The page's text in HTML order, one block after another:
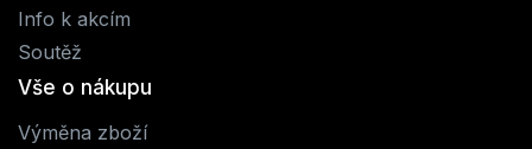
Info k akcím
Soutěž
Vše o nákupu
Výměna zboží